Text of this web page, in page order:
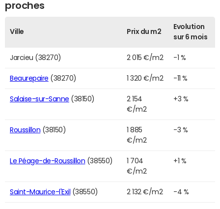
proches
Ville Prix du m2
Evolution
sur 6 mois
Jarcieu (38270) 2 015 €/m2 -1 %
Beaurepaire (38270) 1 320 €/m2 -11 %
Salaise-sur-Sanne (38150)
2 154
€/m2
+3 %
Roussillon (38150)
1 885
€/m2
-3 %
Le Péage-de-Roussillon (38550)
1 704
€/m2
+1 %
Saint-Maurice-l'Exil (38550) 2 132 €/m2 -4 %